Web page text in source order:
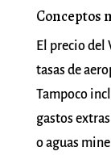
Conceptos
El precio del
tasas de
Tampoco
gastos
o aguas